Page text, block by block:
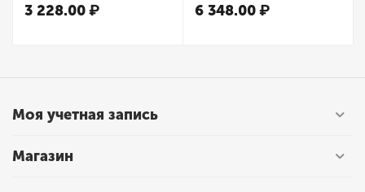
3 228.00₽ 6 348.00₽
Моя учетная запись
Магазин